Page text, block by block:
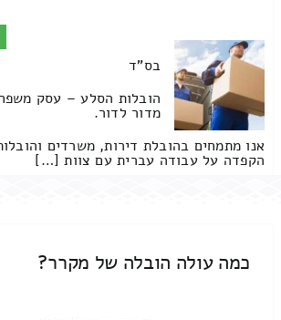
בס"ד
הובלות הסלע – עסק
מדור לדור.
אנו מתמחים בהובלת דירות, משרדים
הקפדה על עבודה עברית עם צוות […]
כמה עולה הובלה של מקרר?